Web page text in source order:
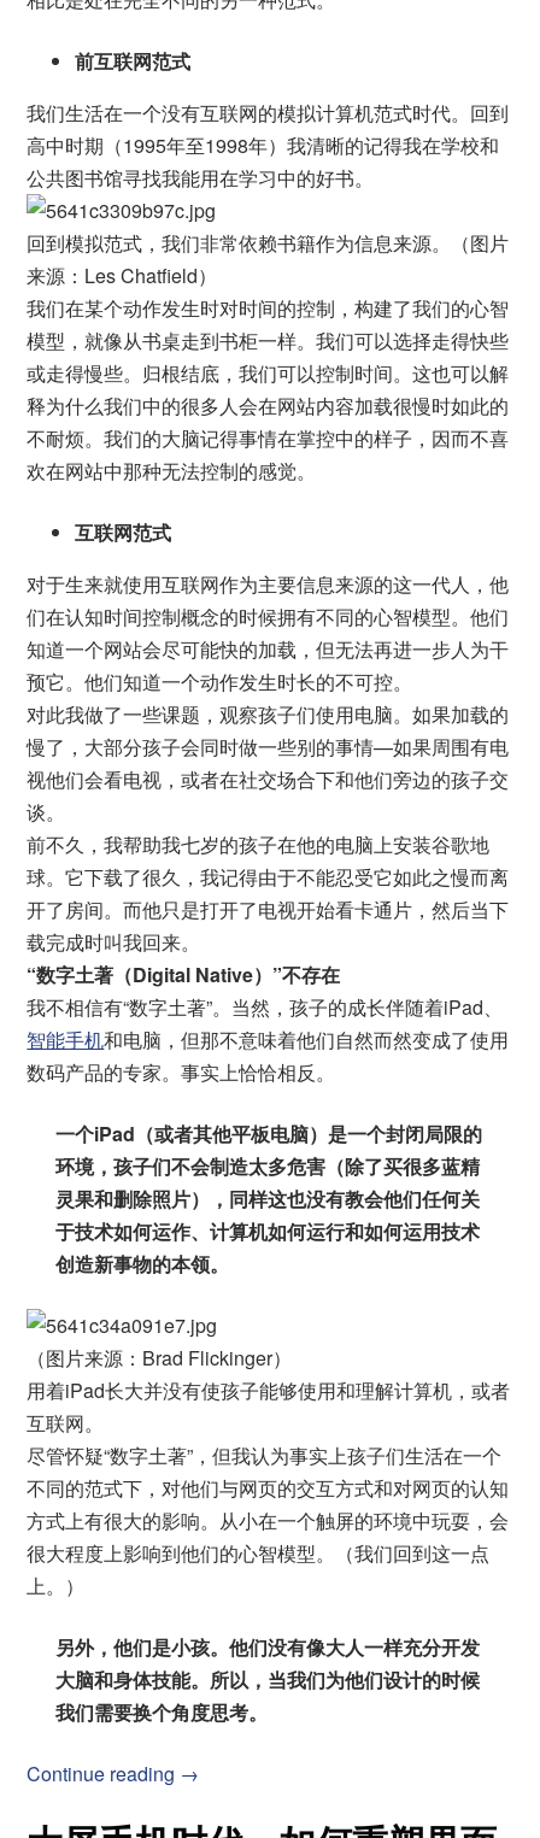
前互联网范式
我们生活在一个没有互联网的模拟计算机范式时代。回到
高中时期（1995年至1998年）我清晰的记得我在学校和
公共图书馆寻找我能用在学习中的好书。
回到模拟范式，我们非常依赖书籍作为信息来源。（图片
来源：Les Chatfield）
我们在某个动作发生时对时间的控制，构建了我们的心智
模型，就像从书桌走到书柜一样。我们可以选择走得快些
或走得慢些。归根结底，我们可以控制时间。这也可以解
释为什么我们中的很多人会在网站内容加载很慢时如此的
不耐烦。我们的大脑记得事情在掌控中的样子，因而不喜
欢在网站中那种无法控制的感觉。
互联网范式
对于生来就使用互联网作为主要信息来源的这一代人，他
们在认知时间控制概念的时候拥有不同的心智模型。他们
知道一个网站会尽可能快的加载，但无法再进一步人为干
预它。他们知道一个动作发生时长的不可控。
对此我做了一些课题，观察孩子们使用电脑。如果加载的
慢了，大部分孩子会同时做一些别的事情—如果周围有电
视他们会看电视，或者在社交场合下和他们旁边的孩子交
谈。
前不久，我帮助我七岁的孩子在他的电脑上安装谷歌地
球。它下载了很久，我记得由于不能忍受它如此之慢而离
开了房间。而他只是打开了电视开始看卡通片，然后当下
载完成时叫我回来。
“数字土著（Digital Native）”不存在
我不相信有“数字土著”。当然，孩子的成长伴随着iPad、
智能手机和电脑，但那不意味着他们自然而然变成了使用
数码产品的专家。事实上恰恰相反。
一个iPad（或者其他平板电脑）是一个封闭局限的
环境，孩子们不会制造太多危害（除了买很多蓝精
灵果和删除照片），同样这也没有教会他们任何关
于技术如何运作、计算机如何运行和如何运用技术
创造新事物的本领。
（图片来源：Brad Flickinger）
用着iPad长大并没有使孩子能够使用和理解计算机，或者
互联网。
尽管怀疑“数字土著”，但我认为事实上孩子们生活在一个
不同的范式下，对他们与网页的交互方式和对网页的认知
方式上有很大的影响。从小在一个触屏的环境中玩耍，会
很大程度上影响到他们的心智模型。（我们回到这一点
上。）
另外，他们是小孩。他们没有像大人一样充分开发
大脑和身体技能。所以，当我们为他们设计的时候
我们需要换个角度思考。
Continue reading →